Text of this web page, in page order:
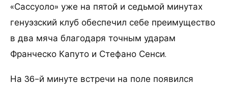
«Сассуоло» уже на пятой и седьмой минутах
генуэзский клуб обеспечил себе преимущество
в два мяча благодаря точным ударам
Франческо Капуто и Стефано Сенси.
На 36-й минуте встречи на поле появился